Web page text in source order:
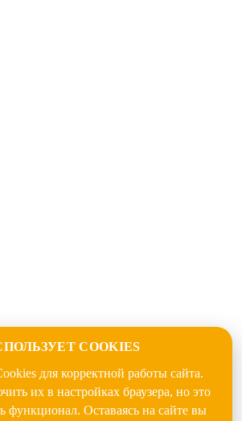
COOKIES
для корректной работы сайта.
их в настройках браузера, но это
функционал. Оставаясь на сайте вы